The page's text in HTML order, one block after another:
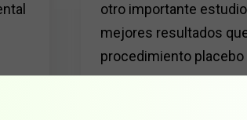
otro importante
mejores resultados
procedimiento